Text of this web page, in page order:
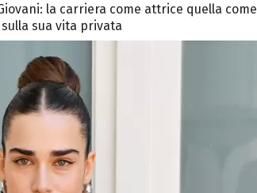
la carriera come attrice quella come
sua vita privata